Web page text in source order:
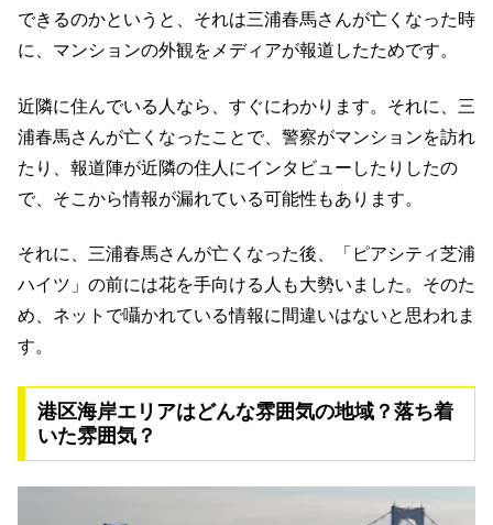
できるのかというと、それは三浦春馬さんが亡くなった時
に、マンションの外観をメディアが報道したためです。
近隣に住んでいる人なら、すぐにわかります。それに、三
浦春馬さんが亡くなったことで、警察がマンションを訪れ
たり、報道陣が近隣の住人にインタビューしたりしたの
で、そこから情報が漏れている可能性もあります。
それに、三浦春馬さんが亡くなった後、「ピアシティ芝浦
ハイツ」の前には花を手向ける人も大勢いました。そのた
め、ネットで囁かれている情報に間違いはないと思われま
す。
港区海岸エリアはどんな雰囲気の地域？落ち着
いた雰囲気？